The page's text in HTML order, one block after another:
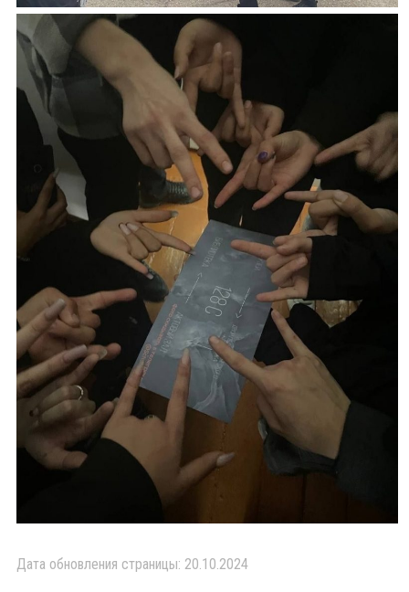
Дата обновления страницы: 20.10.2024